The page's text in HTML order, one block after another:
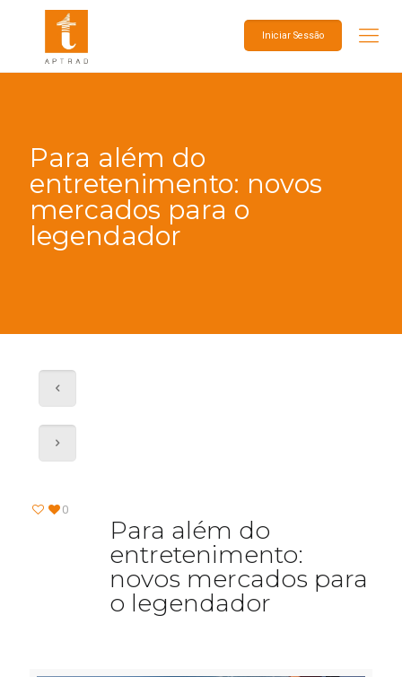
Iniciar Sessão
Para além do
entretenimento: novos
mercados para o
legendador
0
Para além do
entretenimento:
novos mercados para
o legendador